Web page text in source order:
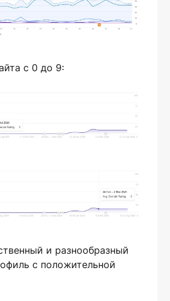
с 0 до 9:
и разнообразный
с положительной